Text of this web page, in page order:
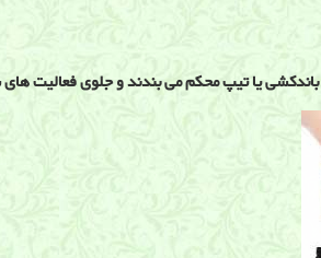
با باندکشی یا تیپ محکم می بندند و جلوی فعالیت